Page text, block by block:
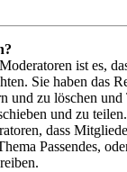
ist es,
Sie haben das
und zu löschen
und zu
dass
Passendes,